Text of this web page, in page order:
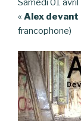
Samedi 01
« Alex devant
francophone)